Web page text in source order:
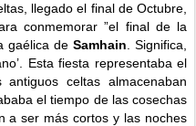
el final de Octubre,
conmemorar ”el final de la
gaélica de Samhain . Significa,
Esta fiesta representaba el
celtas almacenaban
el tiempo de las cosechas
a ser más cortos y las noches